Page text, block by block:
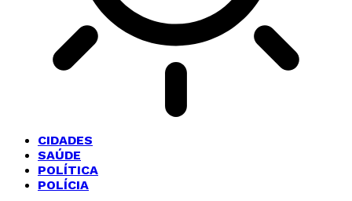
CIDADES
SAÚDE
POLÍTICA
POLÍCIA